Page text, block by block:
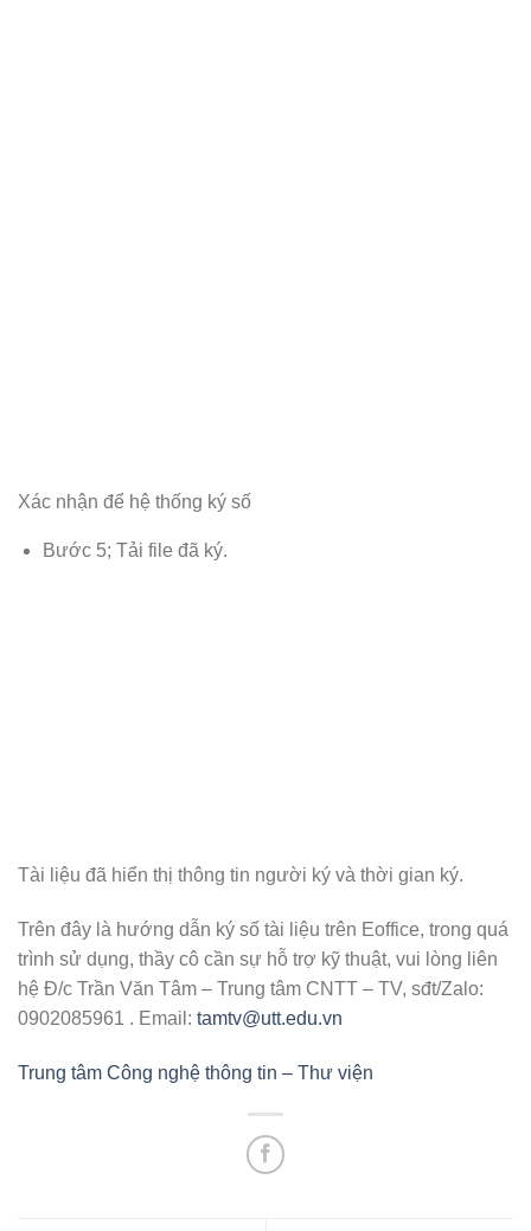
Xác nhận để hệ thống ký số
Bước 5; Tải file đã ký.
Tài liệu đã hiển thị thông tin người ký và thời gian ký.
Trên đây là hướng dẫn ký số tài liệu trên Eoffice, trong quá
trình sử dụng, thầy cô cần sự hỗ trợ kỹ thuật, vui lòng liên
hệ Đ/c Trần Văn Tâm – Trung tâm CNTT – TV, sđt/Zalo:
0902085961 . Email: tamtv@utt.edu.vn
Trung tâm Công nghệ thông tin – Thư viện